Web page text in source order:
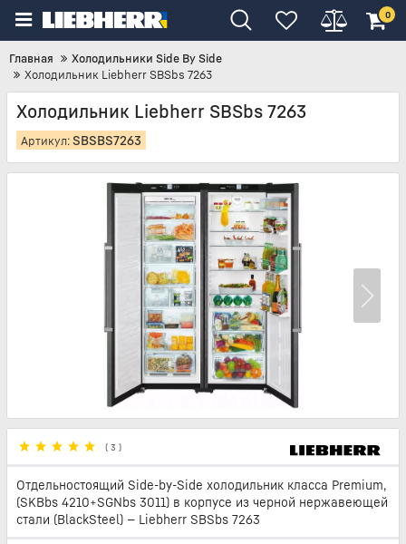
0
Главная
Холодильники Side By Side
Холодильник Liebherr SBSbs 7263
Холодильник Liebherr SBSbs 7263
Артикул:SBSBS7263
( 3 )
Отдельностоящий Side-by-Side холодильник класса Premium,
(SKBbs 4210+SGNbs 3011) в корпусе из черной нержавеющей
стали (BlackSteel) — Liebherr SBSbs 7263